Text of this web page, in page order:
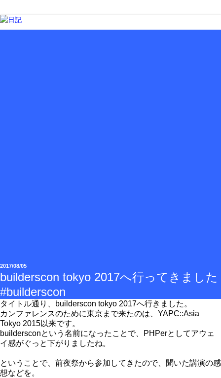
2017/08/05
builderscon tokyo 2017へ行ってきました
#builderscon
タイトル通り、builderscon tokyo 2017へ行きました。
カンファレンスのために東京まで来たのは、YAPC::Asia
Tokyo 2015以来です。
buildersconという名前になったことで、PHPerとしてアウェ
イ感がぐっと下がりましたね。
ということで、前夜祭から参加してきたので、聞いた講演の感
想などを。